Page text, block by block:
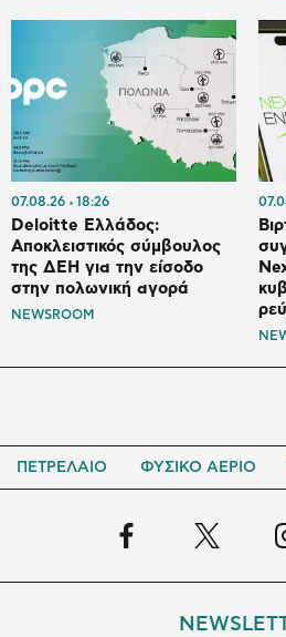
07.08.26 18:26
Deloitte Ελλάδος:
Αποκλειστικός σύμβουλος
της ΔΕΗ για την είσοδο
στην πολωνική αγορά
NEWSROOM
ΠΕΤΡΕΛΑΙΟ ΦΥΣΙΚΟ ΑΕΡΙΟ